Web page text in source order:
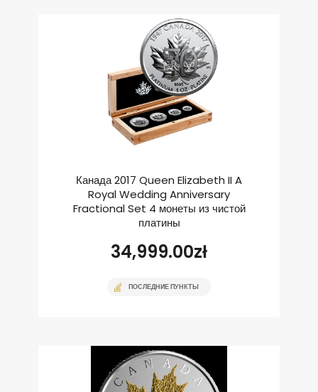
Канада 2017 Queen Elizabeth II A
Royal Wedding Anniversary
Fractional Set 4 монеты из чистой
платины
34,999.00zł
ПОСЛЕДНИЕ ПУНКТЫ